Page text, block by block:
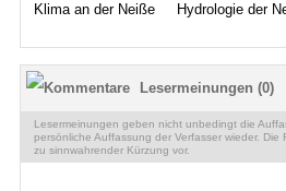
Klima an der Neiße
Hydrologie der
Lesermeinungen (0)
Lesermeinungen geben nicht unbedingt die
persönliche Auffassung der Verfasser wieder.
zu sinnwahrender Kürzung vor.